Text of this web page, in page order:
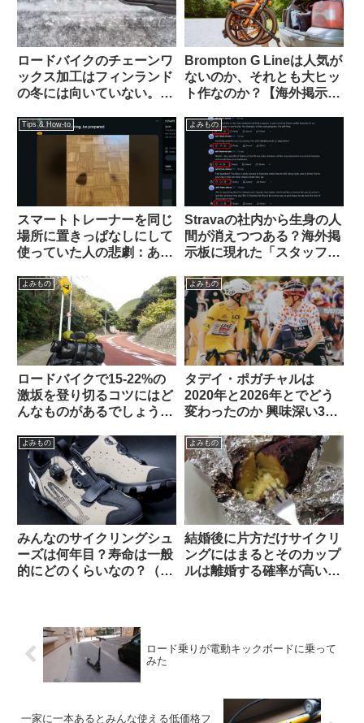
ロードバイクのチェーンワ
ックス加工はフィンランド
の冬には向いていない。大
でも弱い？（海外掲示板か
ら）
Brompton G Lineは人気が
ないのか、それとも大ヒッ
ト作なのか？【海外掲示板
Tips & How-to
スマートトレーナーを同じ
場所に置きっぱなしにして
使っていた人の悲劇：あな
示板から）
よみもの
Stravaの社内から生身の人
間が消えつつある？海外掲
示板に現れた「スタッフ」
ッシングを受ける
よみもの
ロードバイクで15-22%の
激坂を登り切るコツにはど
んなものがあるでしょう
よみもの
タデイ・ポガチャルは
2020年と2026年とでどう
変わったのか 興味深い3つ
から）
よみもの
みんなのサイクリングシュ
ーズは何年目？寿命は一般
的にどのくらいなの？（海
よみもの
結婚後に片方だけサイクリ
ングにはまるとそのカップ
ルは離婚する確率が高い？
ロード乗りが電動キックボードに乗って
みた
一家に一本あるとみんな使える低価格フ